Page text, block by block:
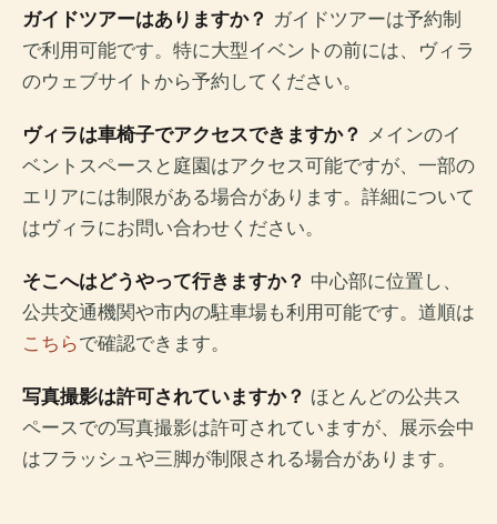
ガイドツアーはありますか？ ガイドツアーは予約制
で利用可能です。特に大型イベントの前には、ヴィラ
のウェブサイトから予約してください。
ヴィラは車椅子でアクセスできますか？ メインのイ
ベントスペースと庭園はアクセス可能ですが、一部の
エリアには制限がある場合があります。詳細について
はヴィラにお問い合わせください。
そこへはどうやって行きますか？ 中心部に位置し、
公共交通機関や市内の駐車場も利用可能です。道順は
こちらで確認できます。
写真撮影は許可されていますか？ ほとんどの公共ス
ペースでの写真撮影は許可されていますが、展示会中
はフラッシュや三脚が制限される場合があります。